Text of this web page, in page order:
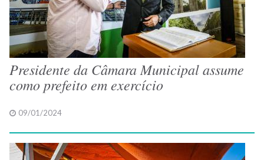
Presidente da Câmara Municipal assume
como prefeito em exercício
09/01/2024